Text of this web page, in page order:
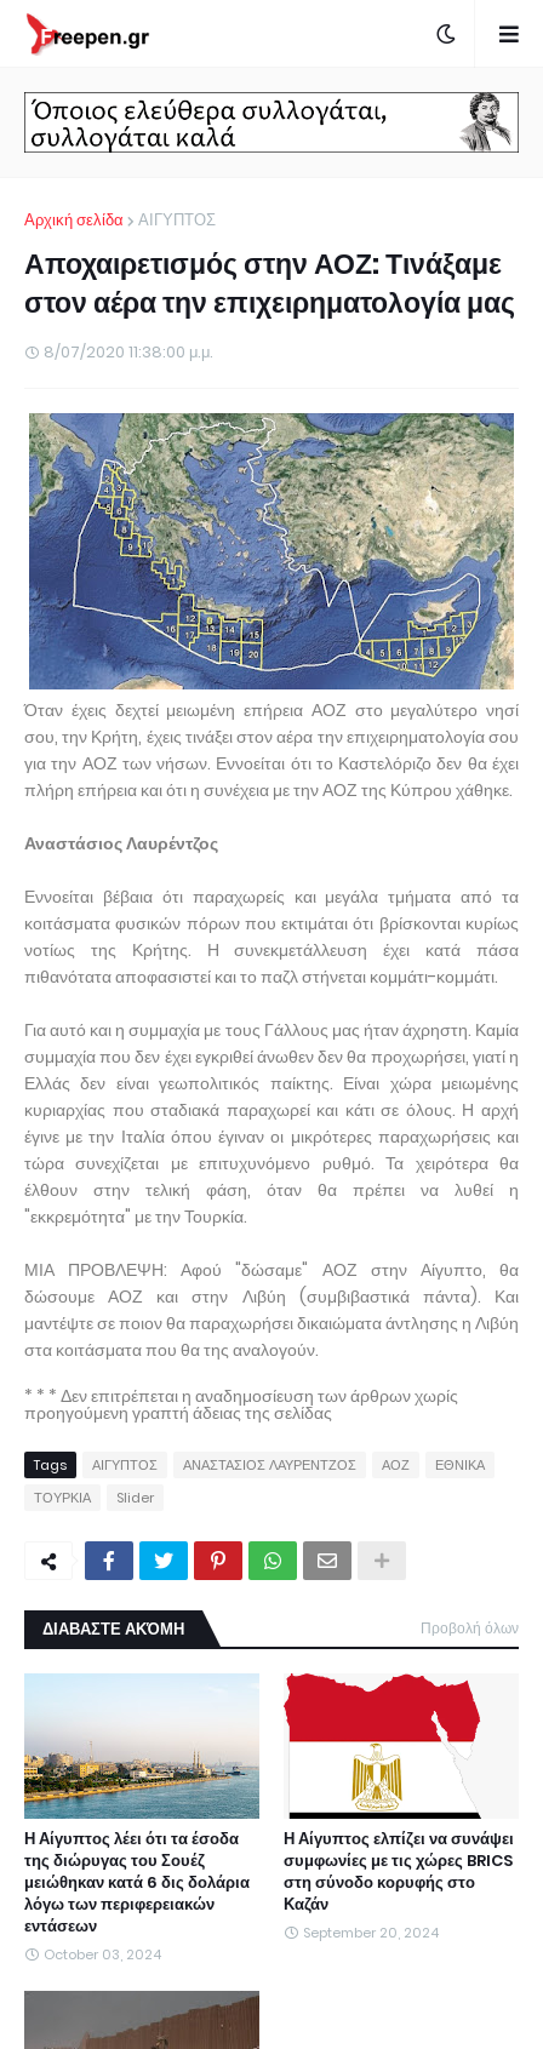
Αρχική σελίδα ΑΙΓΥΠΤΟΣ
Αποχαιρετισμός στην ΑΟΖ: Τινάξαμε
στον αέρα την επιχειρηματολογία μας
8/07/2020 11:38:00 μ.μ.
Όταν έχεις δεχτεί μειωμένη επήρεια ΑΟΖ στο μεγαλύτερο νησί
σου, την Κρήτη, έχεις τινάξει στον αέρα την επιχειρηματολογία σου
για την ΑΟΖ των νήσων. Εννοείται ότι το Καστελόριζο δεν θα έχει
πλήρη επήρεια και ότι η συνέχεια με την ΑΟΖ της Κύπρου χάθηκε.
Αναστάσιος Λαυρέντζος
Εννοείται βέβαια ότι παραχωρείς και μεγάλα τμήματα από τα
κοιτάσματα φυσικών πόρων που εκτιμάται ότι βρίσκονται κυρίως
νοτίως της Κρήτης. Η συνεκμετάλλευση έχει κατά πάσα
πιθανότατα αποφασιστεί και το παζλ στήνεται κομμάτι-κομμάτι.
Για αυτό και η συμμαχία με τους Γάλλους μας ήταν άχρηστη. Καμία
συμμαχία που δεν έχει εγκριθεί άνωθεν δεν θα προχωρήσει, γιατί η
Ελλάς δεν είναι γεωπολιτικός παίκτης. Είναι χώρα μειωμένης
κυριαρχίας που σταδιακά παραχωρεί και κάτι σε όλους. Η αρχή
έγινε με την Ιταλία όπου έγιναν οι μικρότερες παραχωρήσεις και
τώρα συνεχίζεται με επιτυχυνόμενο ρυθμό. Τα χειρότερα θα
έλθουν στην τελική φάση, όταν θα πρέπει να λυθεί η
"εκκρεμότητα" με την Τουρκία.
ΜΙΑ ΠΡΟΒΛΕΨΗ: Αφού "δώσαμε" ΑΟΖ στην Αίγυπτο, θα
δώσουμε ΑΟΖ και στην Λιβύη (συμβιβαστικά πάντα). Και
μαντέψτε σε ποιον θα παραχωρήσει δικαιώματα άντλησης η Λιβύη
στα κοιτάσματα που θα της αναλογούν.
* * * Δεν επιτρέπεται η αναδημοσίευση των άρθρων χωρίς
προηγούμενη γραπτή άδειας της σελίδας
Tags ΑΙΓΥΠΤΟΣ ΑΝΑΣΤΑΣΙΟΣ ΛΑΥΡΕΝΤΖΟΣ ΑΟΖ
ΕΘΝΙΚΑ
ΤΟΥΡΚΙΑ
Slider
ΔΙΑΒΑΣΤΕ ΑΚΌΜΗ Προβολή όλων
Η Αίγυπτος λέει ότι τα έσοδα
της διώρυγας του Σουέζ
μειώθηκαν κατά 6 δις δολάρια
λόγω των περιφερειακών
εντάσεων
October 03, 2024
Η Αίγυπτος ελπίζει να συνάψει
συμφωνίες με τις χώρες BRICS
στη σύνοδο κορυφής στο
Καζάν
September 20, 2024